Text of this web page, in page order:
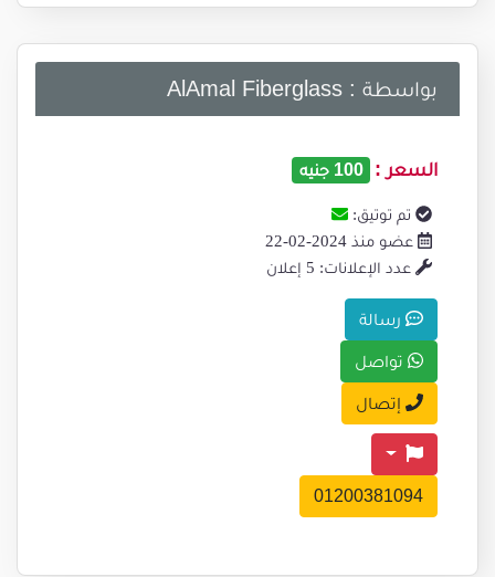
بواسطة : AlAmal Fiberglass
السعر : 100 جنيه
تم توتيق:
عضو منذ 2024-02-22
عدد الإعلانات: 5 إعلان
رسالة
تواصل
إتصال
01200381094